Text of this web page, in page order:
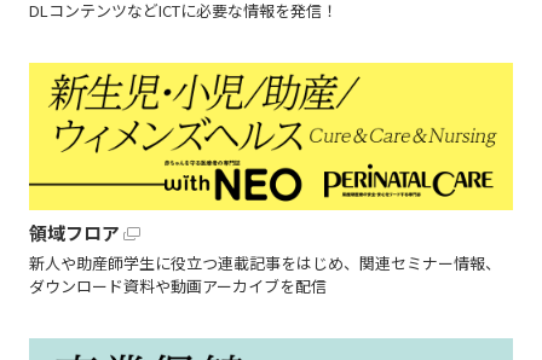
DLコンテンツなどICTに必要な情報を発信！
領域フロア
新人や助産師学生に役立つ連載記事をはじめ、関連セミナー情報、
ダウンロード資料や動画アーカイブを配信